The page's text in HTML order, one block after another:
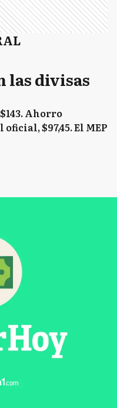
las divisas
$143. Ahorro
oficial, $97,45. El MEP